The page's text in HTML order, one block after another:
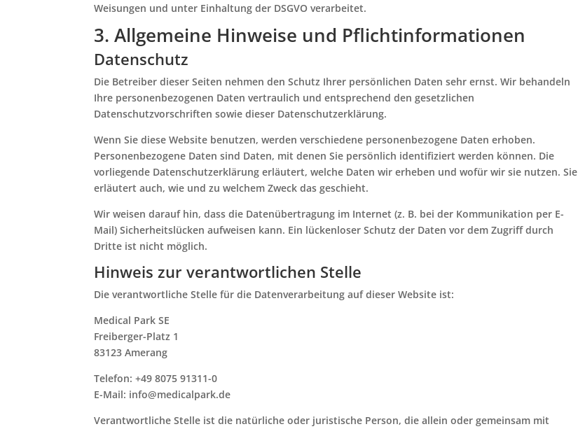
Weisungen und unter Einhaltung der DSGVO verarbeitet.
3. Allgemeine Hinweise und Pflicht­informationen
Datenschutz
Die Betreiber dieser Seiten nehmen den Schutz Ihrer persönlichen Daten sehr ernst. Wir behandeln
Ihre personenbezogenen Daten vertraulich und entsprechend den gesetzlichen
Datenschutzvorschriften sowie dieser Datenschutzerklärung.
Wenn Sie diese Website benutzen, werden verschiedene personenbezogene Daten erhoben.
Personenbezogene Daten sind Daten, mit denen Sie persönlich identifiziert werden können. Die
vorliegende Datenschutzerklärung erläutert, welche Daten wir erheben und wofür wir sie nutzen. Sie
erläutert auch, wie und zu welchem Zweck das geschieht.
Wir weisen darauf hin, dass die Datenübertragung im Internet (z. B. bei der Kommunikation per E-
Mail) Sicherheitslücken aufweisen kann. Ein lückenloser Schutz der Daten vor dem Zugriff durch
Dritte ist nicht möglich.
Hinweis zur verantwortlichen Stelle
Die verantwortliche Stelle für die Datenverarbeitung auf dieser Website ist:
Medical Park SE
Freiberger-Platz 1
83123 Amerang
Telefon: +49 8075 91311-0
E-Mail: info@medicalpark.de
Verantwortliche Stelle ist die natürliche oder juristische Person, die allein oder gemeinsam mit